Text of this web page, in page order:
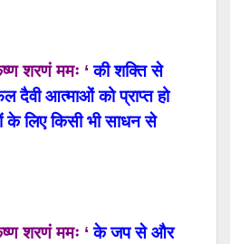
शरणं ममः ‘ की शक्ति से
दैवी आत्माओं को प्राप्त हो
के लिए किसी भी साधन से
शरणं ममः ‘ के जप से और